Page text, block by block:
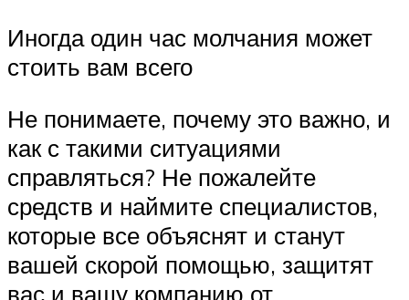
Иногда один час молчания может
стоить вам всего
Не понимаете, почему это важно, и
как с такими ситуациями
справляться? Не пожалейте
средств и наймите специалистов,
которые все объяснят и станут
вашей скорой помощью, защитят
вас и вашу компанию от